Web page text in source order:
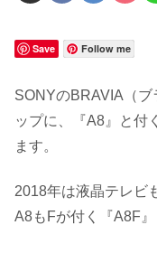
Save Follow me
SONYのBRAVIA（
ップに、『A8』と付
ます。
2018年は液晶テレビ
A8もFが付く『A8F